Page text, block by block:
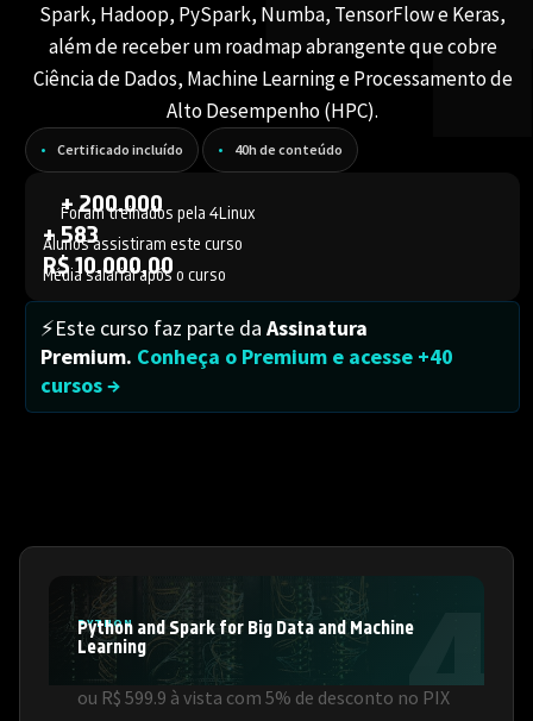
Spark, Hadoop, PySpark, Numba, TensorFlow e Keras,
além de receber um roadmap abrangente que cobre
Ciência de Dados, Machine Learning e Processamento de
Alto Desempenho (HPC).
Certificado incluído 40h de conteúdo
+ 200.000
Foram treinados pela 4Linux
+ 583
Alunos assistiram este curso
R$ 10.000,00
Média salarial após o curso
⚡Este curso faz parte da Assinatura
Premium. Conheça o Premium e acesse +40
cursos →
PYTHON
Python and Spark for Big Data and Machine
Learning
ou R$ 599.9 à vista com 5% de desconto no PIX